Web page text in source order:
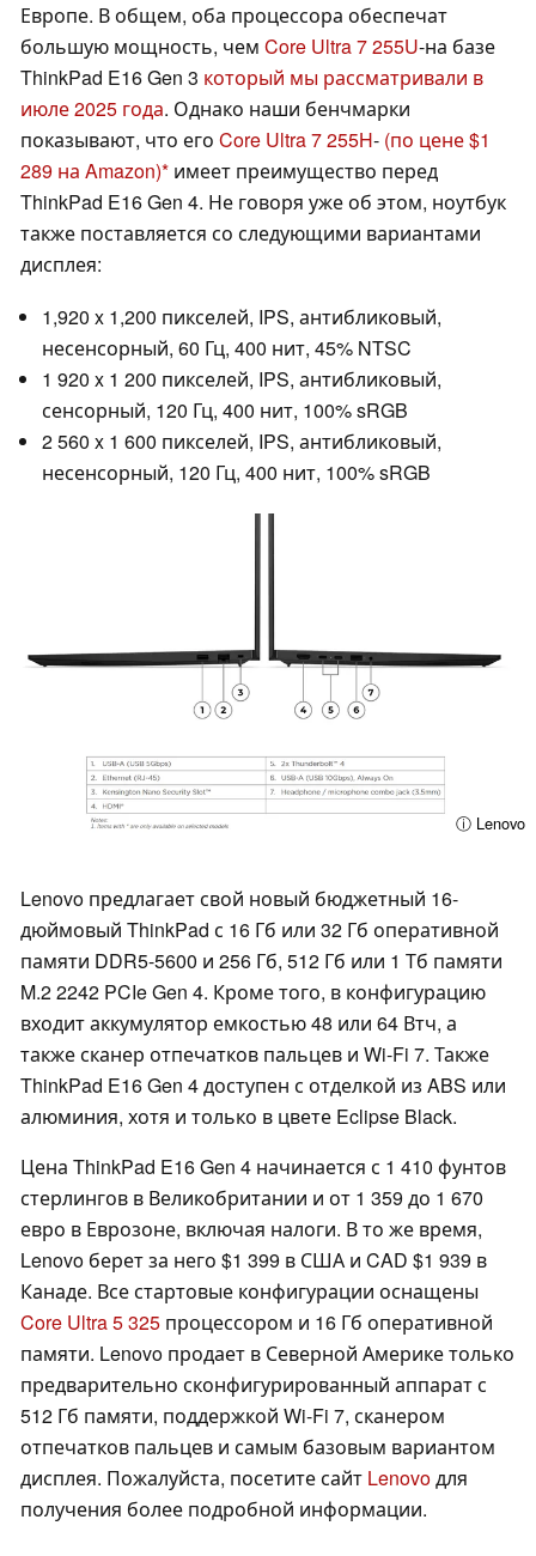
Европе. В общем, оба процессора обеспечат
большую мощность, чем Core Ultra 7 255U-на базе
ThinkPad E16 Gen 3 который мы рассматривали в
июле 2025 года. Однако наши бенчмарки
показывают, что его Core Ultra 7 255H- (по цене $1
289 на Amazon) имеет преимущество перед
ThinkPad E16 Gen 4. Не говоря уже об этом, ноутбук
также поставляется со следующими вариантами
дисплея:
1,920 x 1,200 пикселей, IPS, антибликовый,
несенсорный, 60 Гц, 400 нит, 45% NTSC
1 920 x 1 200 пикселей, IPS, антибликовый,
сенсорный, 120 Гц, 400 нит, 100% sRGB
2 560 x 1 600 пикселей, IPS, антибликовый,
несенсорный, 120 Гц, 400 нит, 100% sRGB
ⓘ Lenovo
Lenovo предлагает свой новый бюджетный 16-
дюймовый ThinkPad с 16 Гб или 32 Гб оперативной
памяти DDR5-5600 и 256 Гб, 512 Гб или 1 Тб памяти
M.2 2242 PCIe Gen 4. Кроме того, в конфигурацию
входит аккумулятор емкостью 48 или 64 Втч, а
также сканер отпечатков пальцев и Wi-Fi 7. Также
ThinkPad E16 Gen 4 доступен с отделкой из ABS или
алюминия, хотя и только в цвете Eclipse Black.
Цена ThinkPad E16 Gen 4 начинается с 1 410 фунтов
стерлингов в Великобритании и от 1 359 до 1 670
евро в Еврозоне, включая налоги. В то же время,
Lenovo берет за него $1 399 в США и CAD $1 939 в
Канаде. Все стартовые конфигурации оснащены
Core Ultra 5 325 процессором и 16 Гб оперативной
памяти. Lenovo продает в Северной Америке только
предварительно сконфигурированный аппарат с
512 Гб памяти, поддержкой Wi-Fi 7, сканером
отпечатков пальцев и самым базовым вариантом
дисплея. Пожалуйста, посетите сайт Lenovoдля
получения более подробной информации.